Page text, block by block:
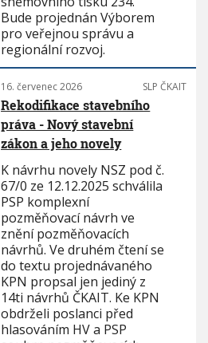
Bude projednán Výborem
pro veřejnou správu a
regionální rozvoj.
16. červenec 2026 SLP ČKAIT
Rekodifikace stavebního
práva - Nový stavební
zákon a jeho novely
K návrhu novely NSZ pod č.
67/0 ze 12.12.2025 schválila
PSP komplexní
pozměňovací návrh ve
znění pozměňovacích
návrhů. Ve druhém čtení se
do textu projednávaného
KPN propsal jen jediný z
14ti návrhů ČKAIT. Ke KPN
obdrželi poslanci před
hlasováním HV a PSP